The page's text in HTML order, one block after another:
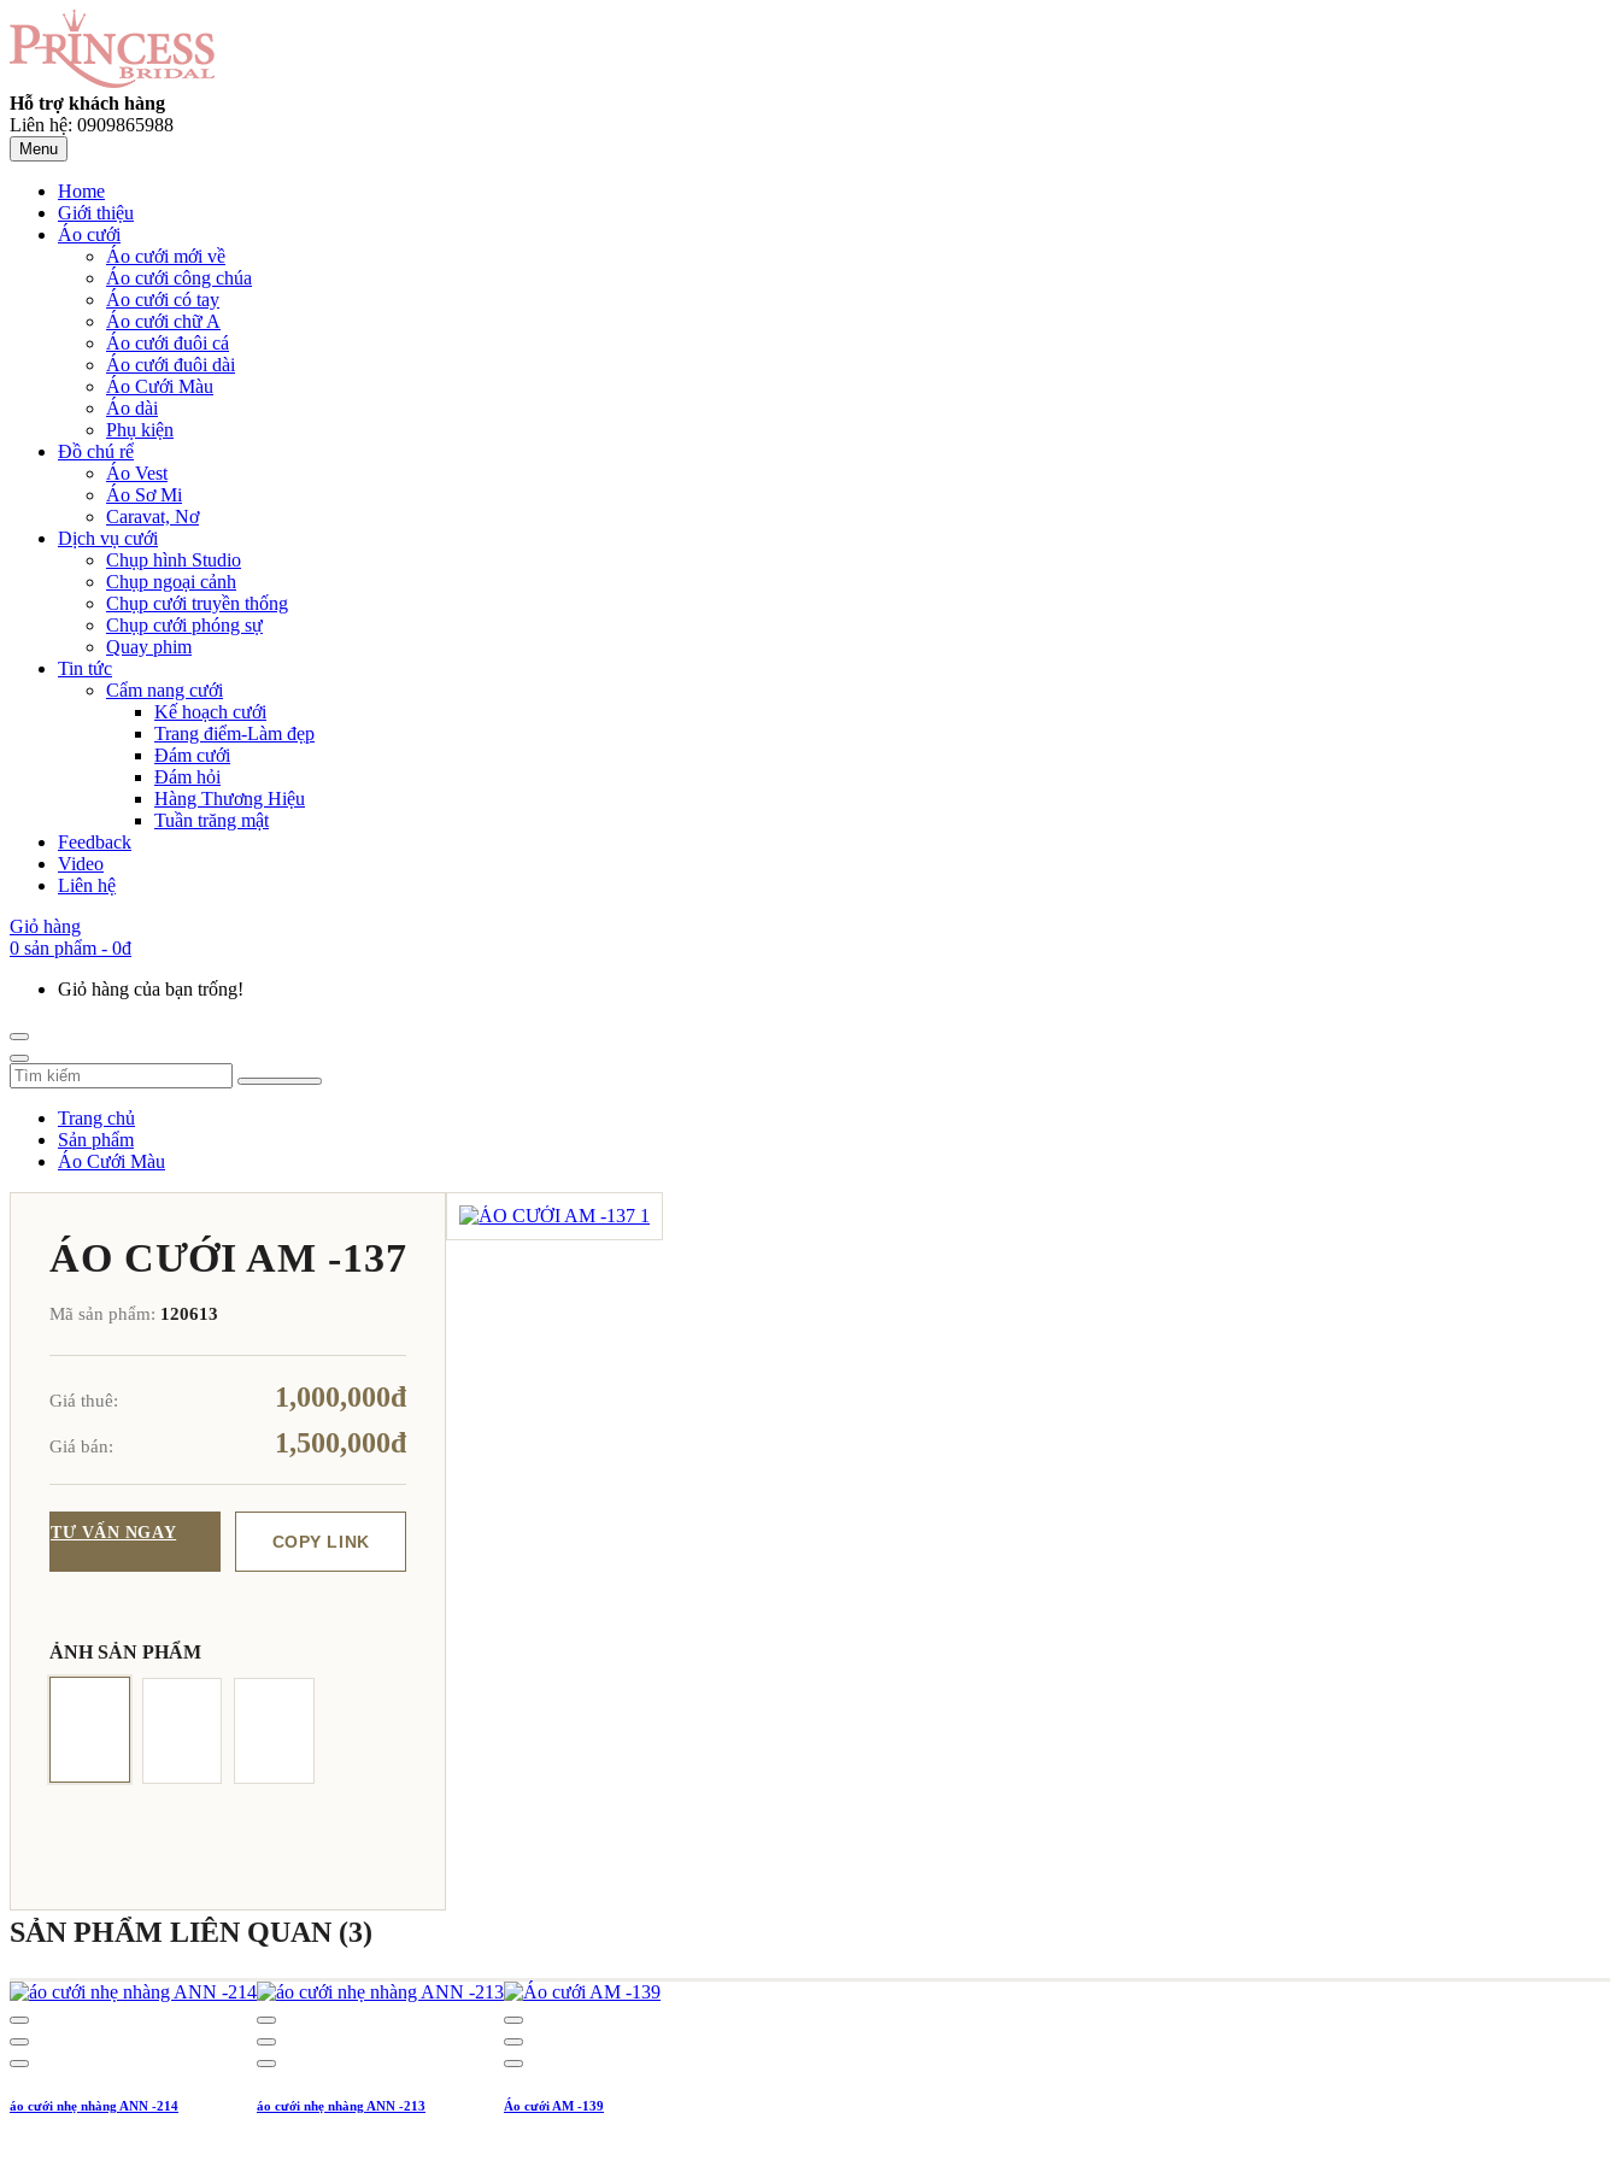
Hỗ trợ khách hàng
Liên hệ: 0909865988
Menu
Home
Giới thiệu
Áo cưới
Áo cưới mới về
Áo cưới công chúa
Áo cưới có tay
Áo cưới chữ A
Áo cưới đuôi cá
Áo cưới đuôi dài
Áo Cưới Màu
Áo dài
Phụ kiện
Đồ chú rể
Áo Vest
Áo Sơ Mi
Caravat, Nơ
Dịch vụ cưới
Chụp hình Studio
Chụp ngoại cảnh
Chụp cưới truyền thống
Chụp cưới phóng sự
Quay phim
Tin tức
Cẩm nang cưới
Kế hoạch cưới
Trang điểm-Làm đẹp
Đám cưới
Đám hỏi
Hàng Thương Hiệu
Tuần trăng mật
Feedback
Video
Liên hệ
Giỏ hàng
0 sản phẩm - 0đ
Giỏ hàng của bạn trống!
Trang chủ
Sản phẩm
Áo Cưới Màu
ÁO CƯỚI AM -137
Mã sản phẩm: 120613
Giá thuê: 1,000,000đ
Giá bán: 1,500,000đ
TƯ VẤN NGAY COPY LINK
ẢNH SẢN PHẨM
SẢN PHẨM LIÊN QUAN (3)
áo cưới nhẹ nhàng ANN -214 áo cưới nhẹ nhàng ANN -213 Áo cưới AM -139